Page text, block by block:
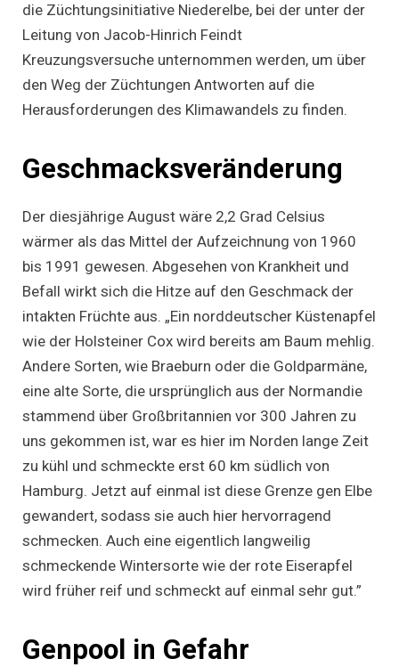
die Züchtungsinitiative Niederelbe, bei der unter der
Leitung von Jacob-Hinrich Feindt
Kreuzungsversuche unternommen werden, um über
den Weg der Züchtungen Antworten auf die
Herausforderungen des Klimawandels zu finden.
Geschmacksveränderung
Der diesjährige August wäre 2,2 Grad Celsius
wärmer als das Mittel der Aufzeichnung von 1960
bis 1991 gewesen. Abgesehen von Krankheit und
Befall wirkt sich die Hitze auf den Geschmack der
intakten Früchte aus. „Ein norddeutscher Küstenapfel
wie der Holsteiner Cox wird bereits am Baum mehlig.
Andere Sorten, wie Braeburn oder die Goldparmäne,
eine alte Sorte, die ursprünglich aus der Normandie
stammend über Großbritannien vor 300 Jahren zu
uns gekommen ist, war es hier im Norden lange Zeit
zu kühl und schmeckte erst 60 km südlich von
Hamburg. Jetzt auf einmal ist diese Grenze gen Elbe
gewandert, sodass sie auch hier hervorragend
schmecken. Auch eine eigentlich langweilig
schmeckende Wintersorte wie der rote Eiserapfel
wird früher reif und schmeckt auf einmal sehr gut.”
Genpool in Gefahr